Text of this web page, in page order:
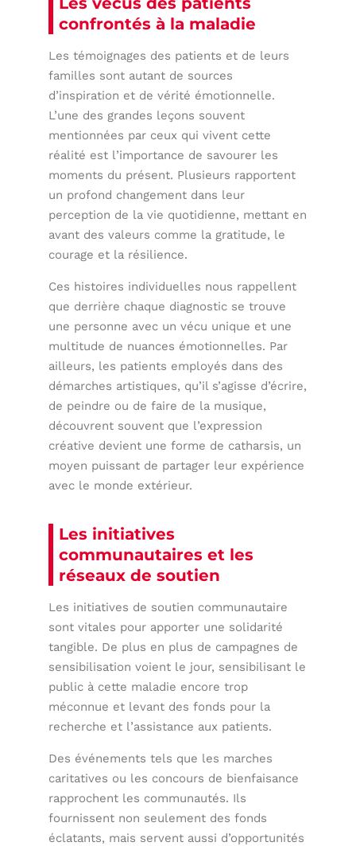
confrontés à la maladie
Les témoignages des patients et de leurs
familles sont autant de sources
d’inspiration et de vérité émotionnelle.
L’une des grandes leçons souvent
mentionnées par ceux qui vivent cette
réalité est l’importance de savourer les
moments du présent. Plusieurs rapportent
un profond changement dans leur
perception de la vie quotidienne, mettant en
avant des valeurs comme la gratitude, le
courage et la résilience.
Ces histoires individuelles nous rappellent
que derrière chaque diagnostic se trouve
une personne avec un vécu unique et une
multitude de nuances émotionnelles. Par
ailleurs, les patients employés dans des
démarches artistiques, qu’il s’agisse d’écrire,
de peindre ou de faire de la musique,
découvrent souvent que l’expression
créative devient une forme de catharsis, un
moyen puissant de partager leur expérience
avec le monde extérieur.
Les initiatives
communautaires et les
réseaux de soutien
Les initiatives de soutien communautaire
sont vitales pour apporter une solidarité
tangible. De plus en plus de campagnes de
sensibilisation voient le jour, sensibilisant le
public à cette maladie encore trop
méconnue et levant des fonds pour la
recherche et l’assistance aux patients.
Des événements tels que les marches
caritatives ou les concours de bienfaisance
rapprochent les communautés. Ils
fournissent non seulement des fonds
éclatants, mais servent aussi d’opportunités